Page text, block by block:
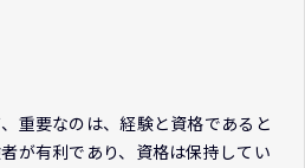
重要なのは、経験と資格であると
が有利であり、資格は保持してい